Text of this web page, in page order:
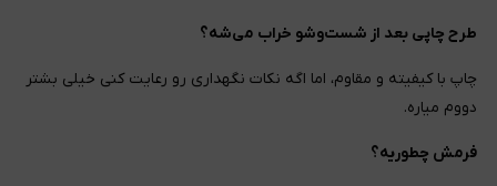
طرح چاپی بعد از شست‌وشو خراب می‌شه؟
چاپ با کیفیته و مقاوم، اما اگه نکات نگهداری رو رعایت کنی خیلی بشتر
دووم میاره.
فرمش چطوریه؟